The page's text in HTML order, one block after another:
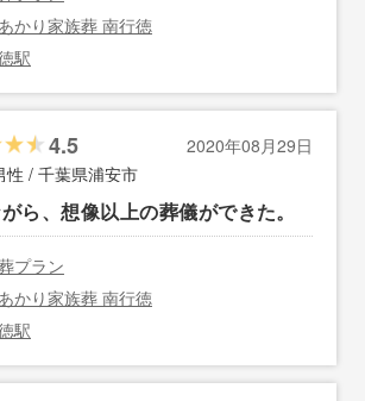
かり家族葬 南行徳
駅
4.5
2020年08月29日
性 / 千葉県浦安市
ら、想像以上の葬儀ができた。
プラン
かり家族葬 南行徳
駅